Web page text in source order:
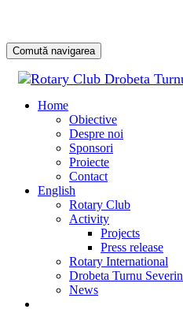
Comută navigarea
Home
Obiective
Despre noi
Sponsori
Proiecte
Contact
English
Rotary Club
Activity
Projects
Press release
Rotary International
Drobeta Turnu Severin
News